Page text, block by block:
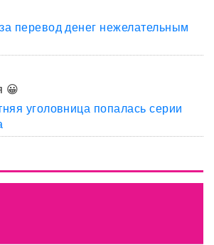
перевод денег нежелательным
😀
уголовница попалась серии